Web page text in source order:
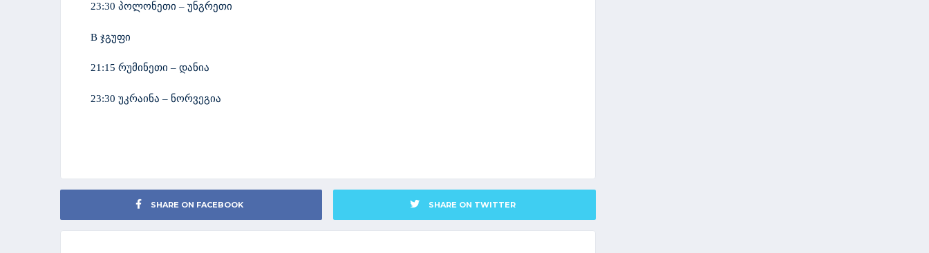
23:30 პოლონეთი – უნგრეთი
B ჯგუფი
21:15 რუმინეთი – დანია
23:30 უკრაინა – ნორვეგია
SHARE ON FACEBOOK SHARE ON TWITTER